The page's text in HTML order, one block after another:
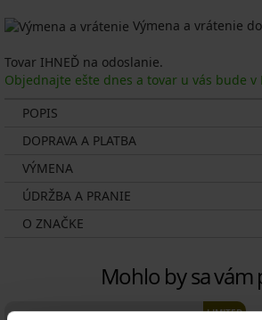
Výmena a vrátenie
Tovar IHNEĎ na odoslanie.
Objednajte ešte dnes a tovar u vás bude v
POPIS
DOPRAVA A PLATBA
VÝMENA
ÚDRŽBA A PRANIE
O ZNAČKE
Mohlo by sa vám
LIMITED